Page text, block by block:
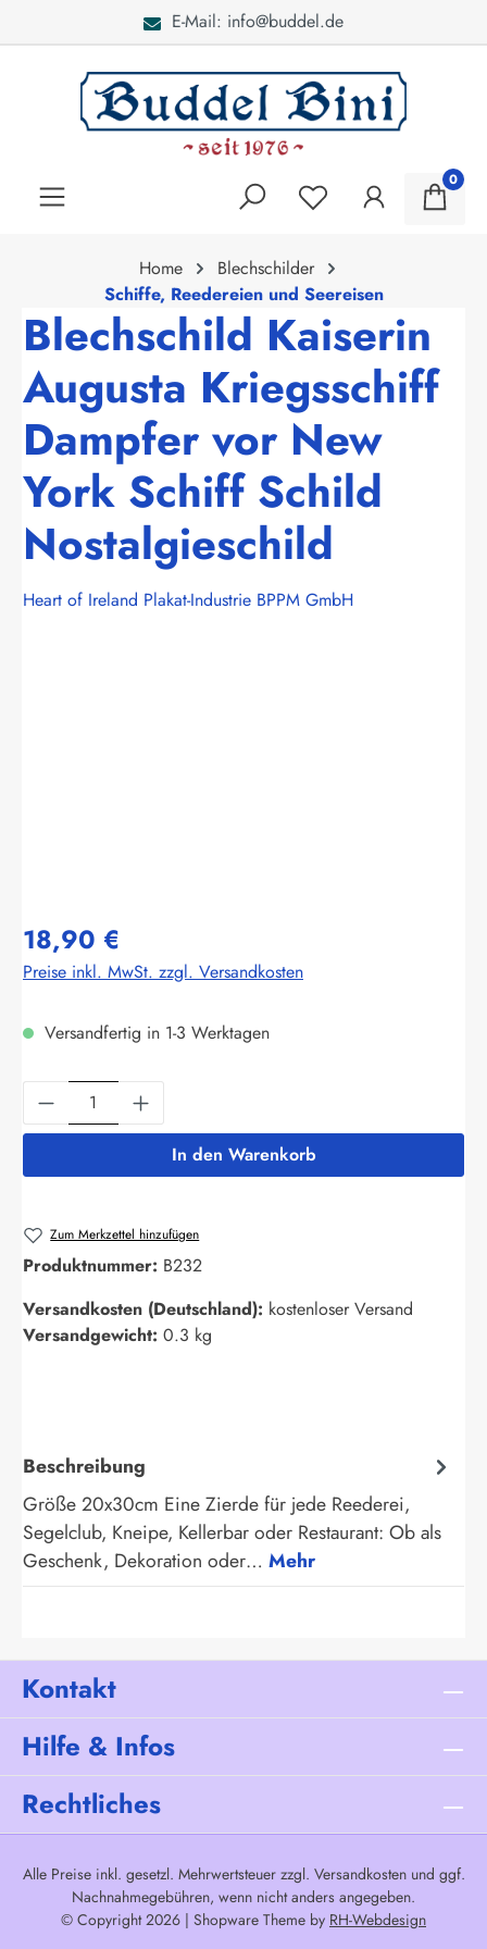
E-Mail: info@buddel.de
0
Home
Blechschilder
Schiffe, Reedereien und Seereisen
Blechschild Kaiserin
Augusta Kriegsschiff
Dampfer vor New
York Schiff Schild
Nostalgieschild
Heart of Ireland Plakat-Industrie BPPM GmbH
18,90 €
Preise inkl. MwSt. zzgl. Versandkosten
Versandfertig in 1-3 Werktagen
Produkt Anzahl: Gib den gewünschten
In den Warenkorb
Zum Merkzettel hinzufügen
Produktnummer: B232
Versandkosten (Deutschland): kostenloser Versand
Versandgewicht: 0.3 kg
Beschreibung
Größe 20x30cm Eine Zierde für jede Reederei,
Segelclub, Kneipe, Kellerbar oder Restaurant: Ob als
Geschenk, Dekoration oder… Mehr
Kontakt
Hilfe & Infos
Rechtliches
Alle Preise inkl. gesetzl. Mehrwertsteuer zzgl. Versandkostenund ggf.
Nachnahmegebühren, wenn nicht anders angegeben.
© Copyright 2026 | Shopware Theme by RH-Webdesign